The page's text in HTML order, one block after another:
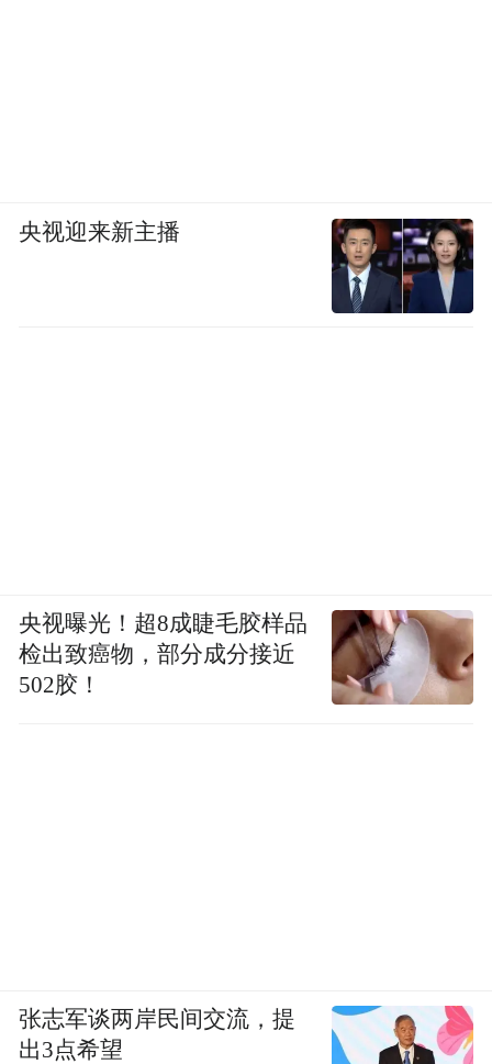
央视迎来新主播
央视曝光！超8成睫毛胶样品
检出致癌物，部分成分接近
502胶！
张志军谈两岸民间交流，提
出3点希望